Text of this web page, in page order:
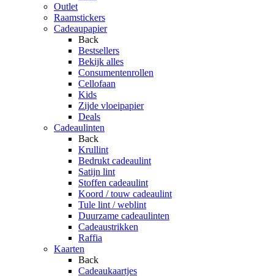
Outlet
Raamstickers
Cadeaupapier
Back
Bestsellers
Bekijk alles
Consumentenrollen
Cellofaan
Kids
Zijde vloeipapier
Deals
Cadeaulinten
Back
Krullint
Bedrukt cadeaulint
Satijn lint
Stoffen cadeaulint
Koord / touw cadeaulint
Tule lint / weblint
Duurzame cadeaulinten
Cadeaustrikken
Raffia
Kaarten
Back
Cadeaukaartjes